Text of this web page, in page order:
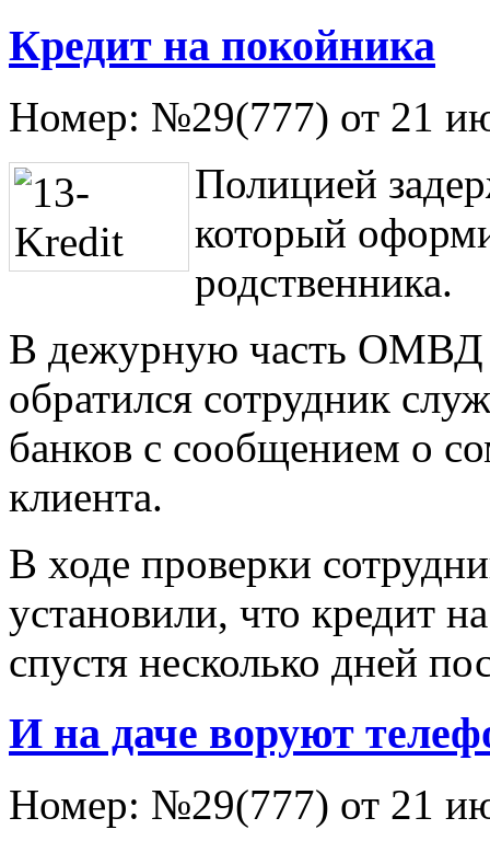
Кредит на покойника
Номер: №29(777) от 21
Полицией
который
родственника.
В дежурную часть ОМВД
обратился сотрудник
банков с сообщением о
клиента.
В ходе проверки
установили, что кредит
спустя несколько дней
И на даче воруют
Номер: №29(777) от 21